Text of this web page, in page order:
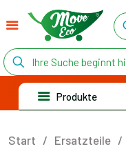
Produkte
Start / Ersatzteile /